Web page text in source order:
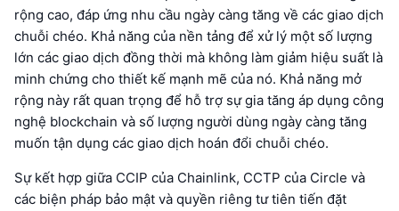
rộng cao, đáp ứng nhu cầu ngày càng tăng về các giao dịch
chuỗi chéo. Khả năng của nền tảng để xử lý một số lượng
lớn các giao dịch đồng thời mà không làm giảm hiệu suất là
minh chứng cho thiết kế mạnh mẽ của nó. Khả năng mở
rộng này rất quan trọng để hỗ trợ sự gia tăng áp dụng công
nghệ blockchain và số lượng người dùng ngày càng tăng
muốn tận dụng các giao dịch hoán đổi chuỗi chéo.
Sự kết hợp giữa CCIP của Chainlink, CCTP của Circle và
các biện pháp bảo mật và quyền riêng tư tiên tiến đặt